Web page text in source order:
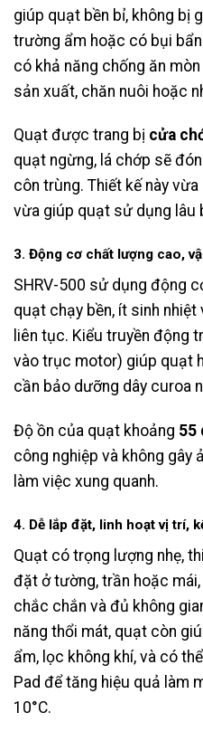
giúp quạt bền bỉ, không bị
trường ẩm hoặc có bụi
có khả năng chống ăn
sản xuất, chăn nuôi hoặc
Quạt được trang bị cửa
quạt ngừng, lá chớp sẽ
côn trùng. Thiết kế này
vừa giúp quạt sử dụng lâu
3. Động cơ chất lượng cao,
SHRV-500 sử dụng động
quạt chạy bền, ít sinh
liên tục. Kiểu truyền động
vào trục motor) giúp quạt
cần bảo dưỡng dây curoa
Độ ồn của quạt khoảng 55
công nghiệp và không gây
làm việc xung quanh.
4. Dễ lắp đặt, linh hoạt vị trí,
Quạt có trọng lượng nhẹ,
đặt ở tường, trần hoặc
chắc chắn và đủ không
năng thổi mát, quạt còn
ẩm, lọc không khí, và có
Pad để tăng hiệu quả làm
10°C.